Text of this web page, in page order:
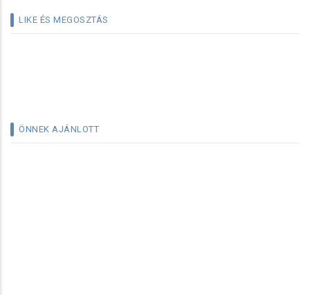
LIKE ÉS MEGOSZTÁS
ÖNNEK AJÁNLOTT